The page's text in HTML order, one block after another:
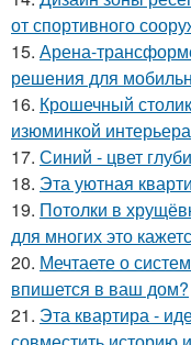
от спортивного
15. Арена-
решения для
16. Крошечный
изюминкой
17. Синий - цвет
18. Эта уютная
19. Потолки в
для многих это
20. Мечтаете о
впишется в ваш дом?
21. Эта квартира -